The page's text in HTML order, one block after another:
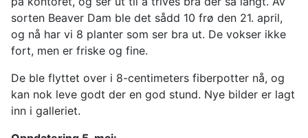
sorten Beaver Dam ble det sådd 10 frø den 21. april,
og nå har vi 8 planter som ser bra ut. De vokser ikke
fort, men er friske og fine.
De ble flyttet over i 8-centimeters fiberpotter nå, og
kan nok leve godt der en god stund. Nye bilder er lagt
inn i galleriet.